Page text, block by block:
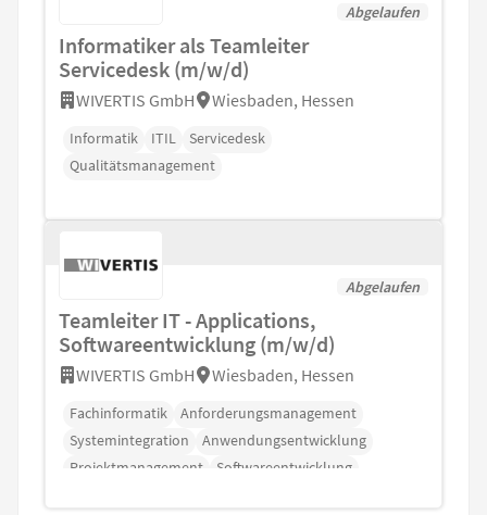
Abgelaufen
Informatiker als Teamleiter
Servicedesk (m/w/d)
WIVERTIS GmbH Wiesbaden, Hessen
Informatik ITIL
Servicedesk
Qualitätsmanagement
Abgelaufen
Teamleiter IT - Applications,
Softwareentwicklung (m/w/d)
WIVERTIS GmbH Wiesbaden, Hessen
Fachinformatik
Anforderungsmanagement
Systemintegration
Anwendungsentwicklung
Projektmanagement
Softwareentwicklung